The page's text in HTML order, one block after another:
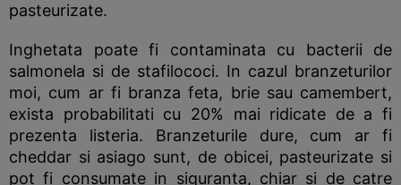
pasteurizate.
Inghetata poate fi contaminata cu bacterii de
salmonela si de stafilococi. In cazul branzeturilor
moi, cum ar fi branza feta, brie sau camembert,
exista probabilitati cu 20% mai ridicate de a fi
prezenta listeria. Branzeturile dure, cum ar fi
cheddar si asiago sunt, de obicei, pasteurizate si
pot fi consumate in siguranta, chiar si de catre